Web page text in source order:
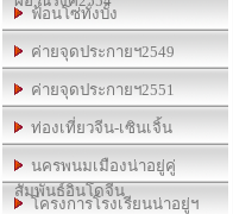
ฟ้อนโซ่ทั่งบั้ง
ค่ายจุดประกายฯ2549
ค่ายจุดประกายฯ2551
ท่องเที่ยวจีน-เซินเจิ้น
นครพนมเมืองน่าอยู่คู่
สัมพันธ์อินโดจีน
โครงการโรงเรียนน่าอยู่ฯ